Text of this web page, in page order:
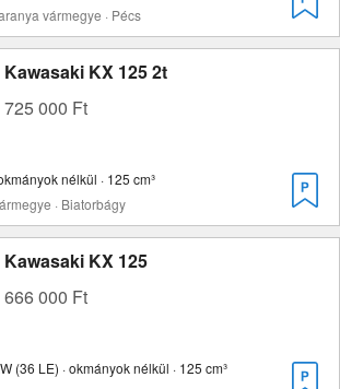
vármegye · Pécs
Kawasaki KX 125 2t
725 000 Ft
nélkül · 125 cm³
· Biatorbágy
Kawasaki KX 125
666 000 Ft
(36 LE) · okmányok nélkül · 125 cm³